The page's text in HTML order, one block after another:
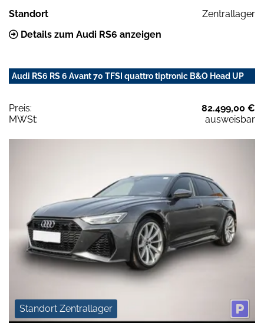
Standort
Zentrallager
Details zum Audi RS6 anzeigen
Audi RS6 RS 6 Avant 70 TFSI quattro tiptronic B&O Head UP
Preis:
82.499,00 €
MWSt:
ausweisbar
Standort Zentrallager